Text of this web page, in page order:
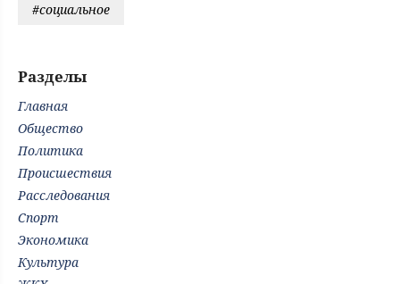
#социальное
Разделы
Главная
Общество
Политика
Происшествия
Расследования
Спорт
Экономика
Культура